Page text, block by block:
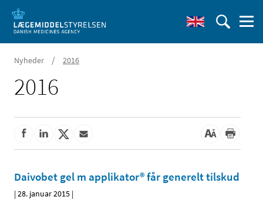
Nyheder / 2016
2016
Daivobet gel m applikator® får generelt tilskud
|28. januar 2015 |